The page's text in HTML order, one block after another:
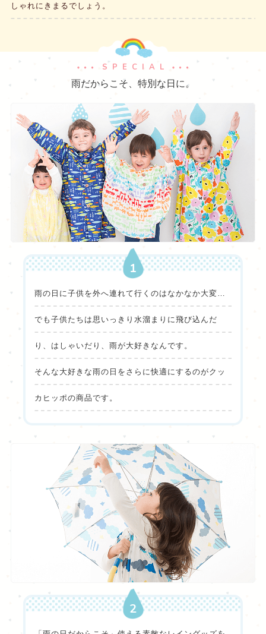
しゃれにきまるでしょう。
SPECIAL
雨だからこそ、特別な日に。
1
雨の日に子供を外へ連れて行くのはなかなか大変…
でも子供たちは思いっきり水溜まりに飛び込んだ
り、はしゃいだり、雨が大好きなんです。
そんな大好きな雨の日をさらに快適にするのがクッ
カヒッポの商品です。
2